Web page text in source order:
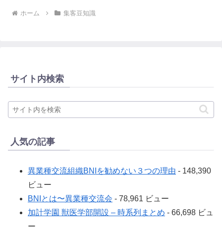
ホーム 集客豆知識
サイト内検索
人気の記事
異業種交流組織BNIを勧めない３つの理由 - 148,390
ビュー
BNIとは〜異業種交流会 - 78,961 ビュー
加計学園 獣医学部開設 – 時系列まとめ - 66,698 ビュ
ー